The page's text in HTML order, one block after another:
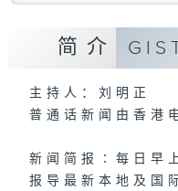
简介
主持人：刘明正
普通话新闻由香港
新闻简报∶每日早
报导最新本地及国